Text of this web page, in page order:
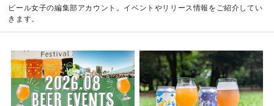
ビール女子の編集部アカウント。イベントやリリース情報をご紹介してい
きます。